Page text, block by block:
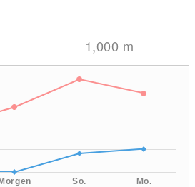
1,000 m
Morgen So. Mo.